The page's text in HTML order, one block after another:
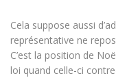
Cela suppose aussi
représentative ne
C’est la position de
loi quand celle-ci